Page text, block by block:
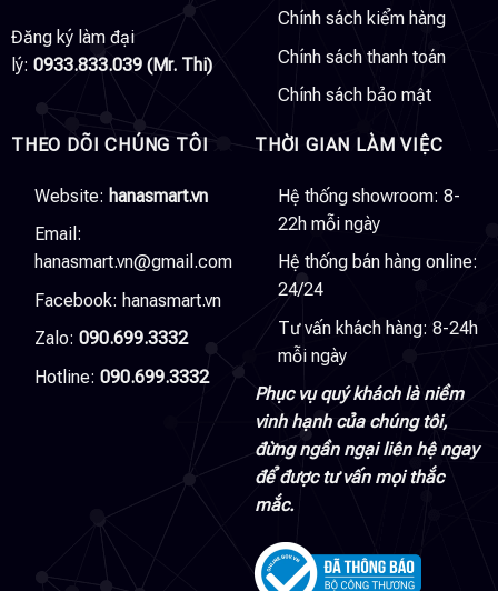
Đăng ký làm đại
lý: 0933.833.039 (Mr. Thi)
Chính sách kiểm hàng
Chính sách thanh toán
Chính sách bảo mật
THEO DÕI CHÚNG TÔI
Website: hanasmart.vn
Email:
hanasmart.vn@gmail.com
Facebook: hanasmart.vn
Zalo: 090.699.3332
Hotline: 090.699.3332
THỜI GIAN LÀM VIỆC
Hệ thống showroom: 8-
22h mỗi ngày
Hệ thống bán hàng online:
24/24
Tư vấn khách hàng: 8-24h
mỗi ngày
Phục vụ quý khách là niềm
vinh hạnh của chúng tôi,
đừng ngần ngại liên hệ ngay
để được tư vấn mọi thắc
mắc.